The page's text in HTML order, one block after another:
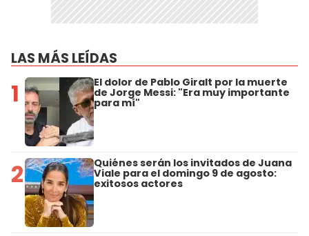
LAS MÁS LEÍDAS
1 El dolor de Pablo Giralt por la muerte
de Jorge Messi: "Era muy importante
para mí"
2 Quiénes serán los invitados de Juana
Viale para el domingo 9 de agosto:
exitosos actores